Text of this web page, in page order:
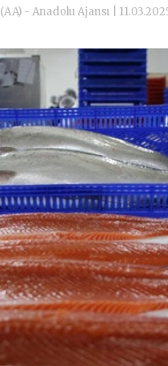
(AA) - Anadolu Ajansı |